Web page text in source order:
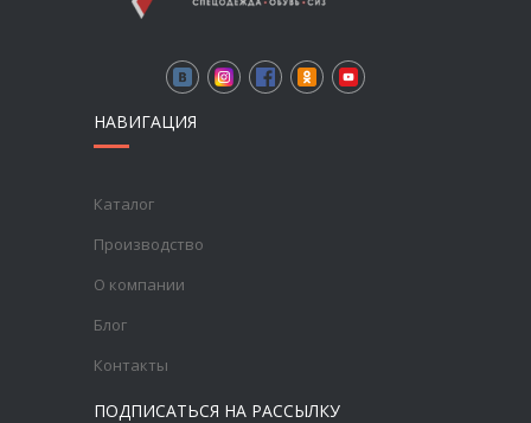
НАВИГАЦИЯ
Каталог
Производство
О компании
Блог
Контакты
ПОДПИСАТЬСЯ НА РАССЫЛКУ